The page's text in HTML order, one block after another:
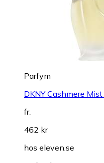
Parfym
DKNY Cashmere
fr.
462 kr
hos eleven.se